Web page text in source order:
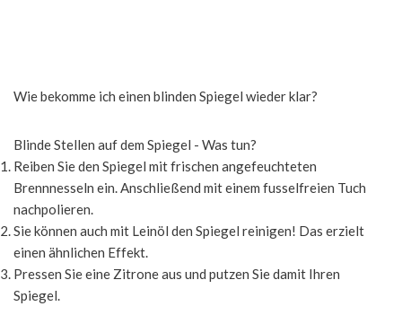
Wie bekomme ich einen blinden Spiegel wieder klar?
Blinde Stellen auf dem Spiegel - Was tun?
Reiben Sie den Spiegel mit frischen angefeuchteten
Brennnesseln ein. Anschließend mit einem fusselfreien Tuch
nachpolieren.
Sie können auch mit Leinöl den Spiegel reinigen! Das erzielt
einen ähnlichen Effekt.
Pressen Sie eine Zitrone aus und putzen Sie damit Ihren
Spiegel.